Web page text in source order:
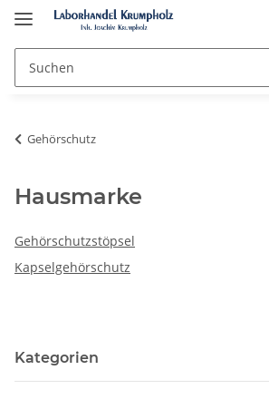
Gehörschutz
Hausmarke
Gehörschutzstöpsel
Kapselgehörschutz
Kategorien